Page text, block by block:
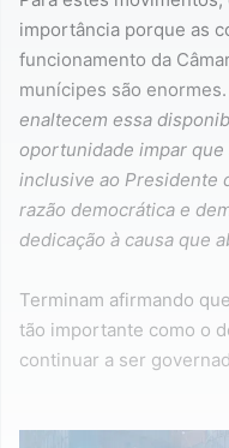
importância porque as
funcionamento da
munícipes são enormes.
enaltecem essa
oportunidade impar
inclusive ao Presidente
razão democrática e
dedicação à causa que
Terminam afirmando
tão importante como o
continuar a ser